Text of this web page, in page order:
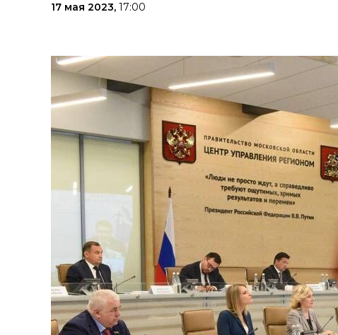
17 мая 2023, 17:00